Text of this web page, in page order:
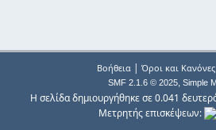
Βοήθεια| Όροι και Κανόνες
SMF 2.1.6 © 2025, Simple
Η σελίδα δημιουργήθηκε σε 0.041
Μετρητής επισκέψεων: